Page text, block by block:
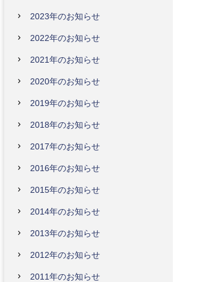
2023年のお知らせ
2022年のお知らせ
2021年のお知らせ
2020年のお知らせ
2019年のお知らせ
2018年のお知らせ
2017年のお知らせ
2016年のお知らせ
2015年のお知らせ
2014年のお知らせ
2013年のお知らせ
2012年のお知らせ
2011年のお知らせ